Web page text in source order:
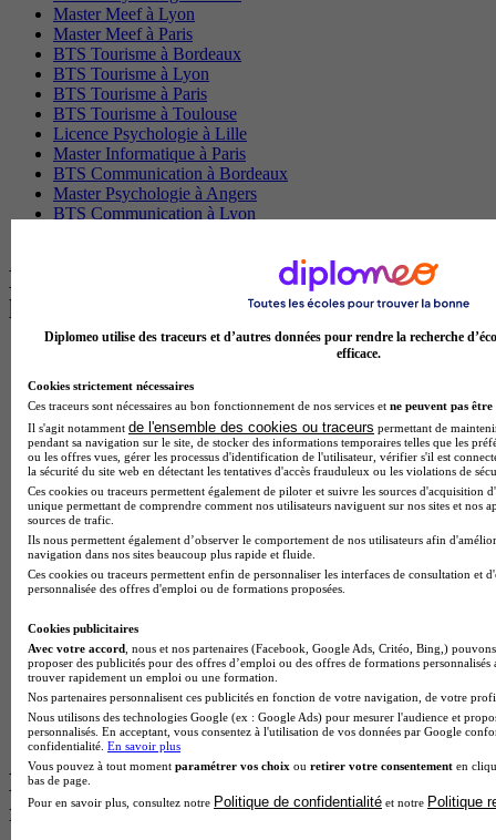
Master Meef à Lyon
Master Meef à Paris
BTS Tourisme à Bordeaux
BTS Tourisme à Lyon
BTS Tourisme à Paris
BTS Tourisme à Toulouse
Licence Psychologie à Lille
Master Informatique à Paris
BTS Communication à Bordeaux
Master Psychologie à Angers
BTS Communication à Lyon
Les intitulés de diplôme par alternance
les plus recherchés
BTS Mco en alternance
BTS Pi en alternance
BTS Sp3s en alternance
Master CCA en alternance
BTS Ndrc en alternance
BTS Sam en alternance
Cap Fleuriste en alternance
BTS Sio en alternance
MSc Marketing Digital en alternance
BTS Gpme en alternance
Cap Electricien en alternance
BTS Domotique en alternance
BAC Pro Agora en alternance
BTS Sta en alternance
BTS Iris en alternance
BTS Tpl en alternance
BTS Ati en alternance
Les diplômes par filière les plus
recherchés
Diplomeo utilise des traceurs et d’autres données pour rendre la recherche
efficace.
Cookies strictement nécessaires
Ces traceurs sont nécessaires au bon fonctionnement de nos services et ne peuvent pas être
Il s'agit notamment de l'ensemble des cookies ou traceurs permettant de
pendant sa navigation sur le site, de stocker des informations temporaires telles que les
ou les offres vues, gérer les processus d'identification de l'utilisateur, vérifier s'il est
la sécurité du site web en détectant les tentatives d'accès frauduleux ou les violations de
Ces cookies ou traceurs permettent également de piloter et suivre les sources d'acquisition
unique permettant de comprendre comment nos utilisateurs naviguent sur nos sites et nos
sources de trafic.
Ils nous permettent également d’observer le comportement de nos utilisateurs afin
navigation dans nos sites beaucoup plus rapide et fluide.
Ces cookies ou traceurs permettent enfin de personnaliser les interfaces de consultation et
personnalisée des offres d'emploi ou de formations proposées.
Cookies publicitaires
Avec votre accord , nous et nos partenaires (Facebook, Google Ads, Critéo, Bing,)
proposer des publicités pour des offres d’emploi ou des offres de formations
trouver rapidement un emploi ou une formation.
Nos partenaires personnalisent ces publicités en fonction de votre navigation, de votre
Nous utilisons des technologies Google (ex : Google Ads) pour mesurer l'audience et
personnalisés. En acceptant, vous consentez à l'utilisation de vos données par Google
confidentialité. En savoir plus
Vous pouvez à tout moment paramétrer vos choix ou retirer votre consentement en
bas de page.
Pour en savoir plus, consultez notre Politique de confidentialité et notre Politique